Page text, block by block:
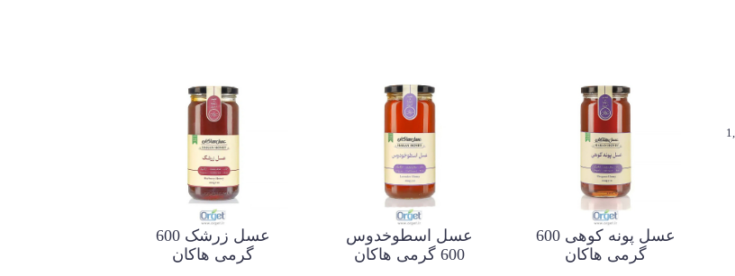
عسل زرشک 600
گرمی هاکان
عسل اسطوخدوس
600 گرمی هاکان
عسل پونه کوهی 600
گرمی هاکان